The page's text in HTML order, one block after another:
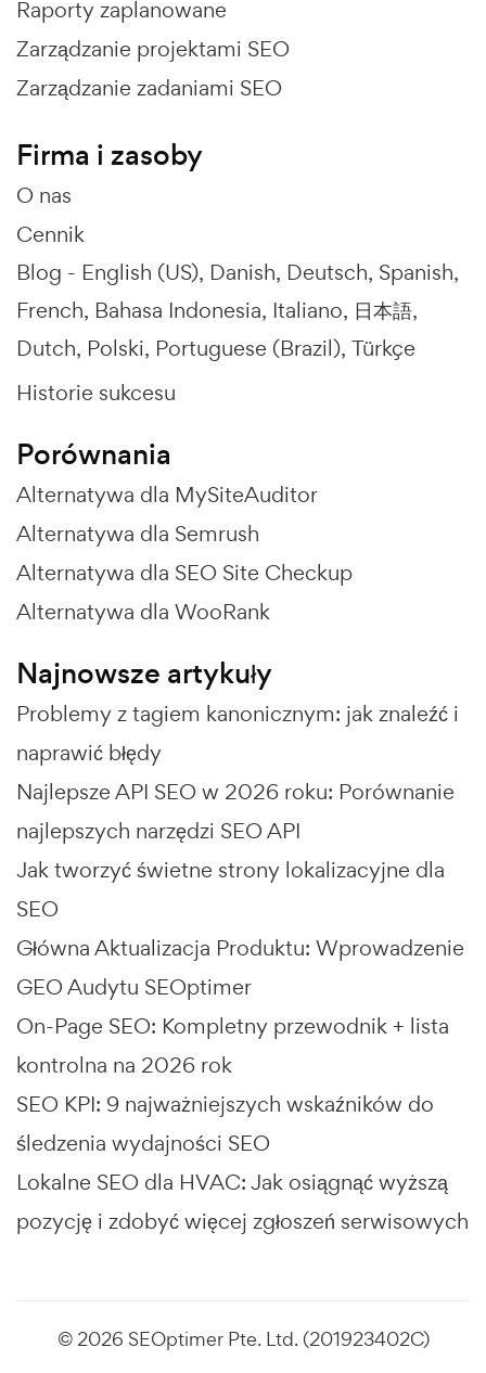
Raporty zaplanowane
Zarządzanie projektami SEO
Zarządzanie zadaniami SEO
Firma i zasoby
O nas
Cennik
Blog - English (US) Danish Deutsch Spanish
French Bahasa Indonesia Italiano 日本語
Dutch Polski Portuguese (Brazil) Türkçe
Historie sukcesu
Porównania
Alternatywa dla MySiteAuditor
Alternatywa dla Semrush
Alternatywa dla SEO Site Checkup
Alternatywa dla WooRank
Najnowsze artykuły
Problemy z tagiem kanonicznym: jak znaleźć i
naprawić błędy
Najlepsze API SEO w 2026 roku: Porównanie
najlepszych narzędzi SEO API
Jak tworzyć świetne strony lokalizacyjne dla
SEO
Główna Aktualizacja Produktu: Wprowadzenie
GEO Audytu SEOptimer
On-Page SEO: Kompletny przewodnik + lista
kontrolna na 2026 rok
SEO KPI: 9 najważniejszych wskaźników do
śledzenia wydajności SEO
Lokalne SEO dla HVAC: Jak osiągnąć wyższą
pozycję i zdobyć więcej zgłoszeń serwisowych
© 2026 SEOptimer Pte. Ltd. (201923402C)